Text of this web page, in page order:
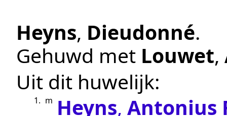
Heyns, Dieudonné.
Gehuwd met Louwet,
Uit dit huwelijk:
1. m Heyns, Antonius